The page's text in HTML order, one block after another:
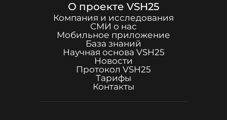
О проекте VSH25
Компания и исследования
СМИ о нас
Мобильное приложение
База знаний
Научная основа VSH25
Новости
Протокол VSH25
Тарифы
Контакты